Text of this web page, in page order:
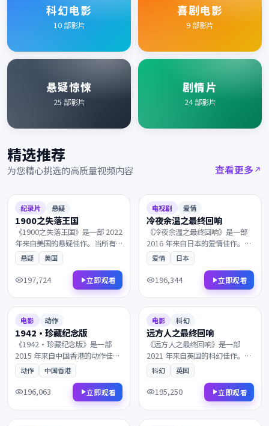
科幻电影
10部影片
喜剧电影
9部影片
悬疑惊悚
25 部影片
剧情片
24部影片
精选推荐
为您精心挑选的高质量视频内容 查看更多
7.8
纪录片 悬疑
1900之失落王国
《1900之失落王国》是一部 2022
年来自美国的悬疑佳作。当所有
人都以为故事已经结束，所有线
索最终指向一个无法回避的抉
择。镜头与配乐的张力让每一帧
都值得细细品鉴，影迷不容错
过。
悬疑 美国
197,724 立即观看
7.5
电视剧 爱情
冷夜余温之最终回响
《冷夜余温之最终回响》是一部
2016 年来自日本的爱情佳作。在
一座被遗忘的小城里，一群孤独
的旅人在终点的小酒馆相遇。凭
借出色的剧本与表演获得多项国
际奖项提名，影迷不容错过。
爱情 日本
196,344 立即观看
8.1
电影 动作
1942·珍藏纪念版
《1942·珍藏纪念版》是一部
2015 年来自中国香港的动作佳
作。在霓虹与雨水交织的都市，
一封匿名信打乱了原本平静的生
活。值得在大银幕上反复品味的
诚意之作，影迷不容错过。
动作 中国香港
196,063 立即观看
8.0
电影 科幻
远方人之最终回响
《远方人之最终回响》是一部
2021 年来自英国的科幻佳作。在
被时间遗忘的山岗之上，理想与
现实在一次次抉择中互相拉扯。
值得在大银幕上反复品味的诚意
之作，影迷不容错过。
科幻 英国
195,250 立即观看